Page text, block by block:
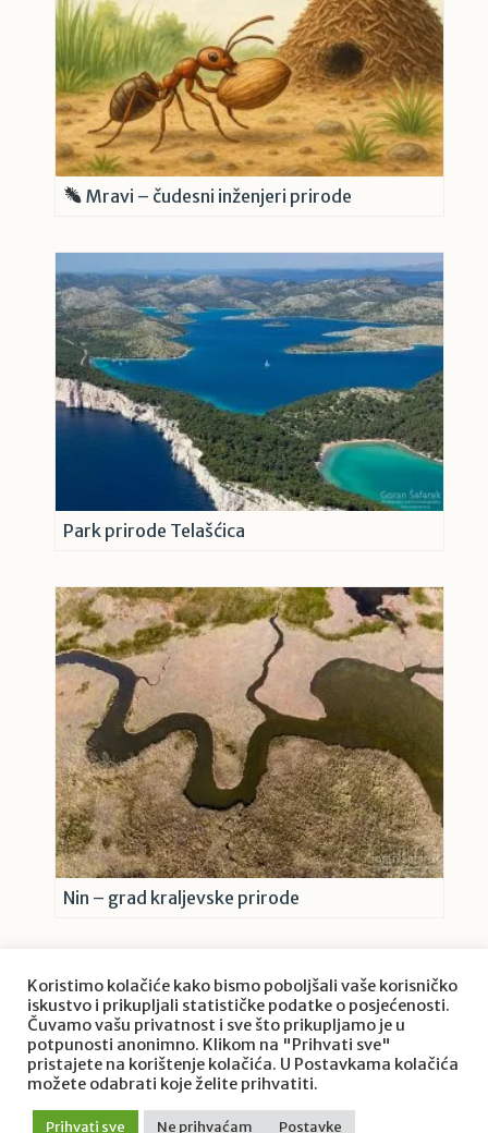
Mravi – čudesni inženjeri prirode
Park prirode Telašćica
Nin – grad kraljevske prirode
O projektu Priroda Hrvatske
Zaštita privatnosti / © 2022. Priroda Hrvatske / Goran
Koristimo kolačiće kako bismo poboljšali vaše korisničko
iskustvo i prikupljali statističke podatke o posjećenosti.
Čuvamo vašu privatnost i sve što prikupljamo je u
potpunosti anonimno. Klikom na "Prihvati sve"
pristajete na korištenje kolačića. U Postavkama kolačića
možete odabrati koje želite prihvatiti.
Prihvati sve Ne prihvaćam Postavke